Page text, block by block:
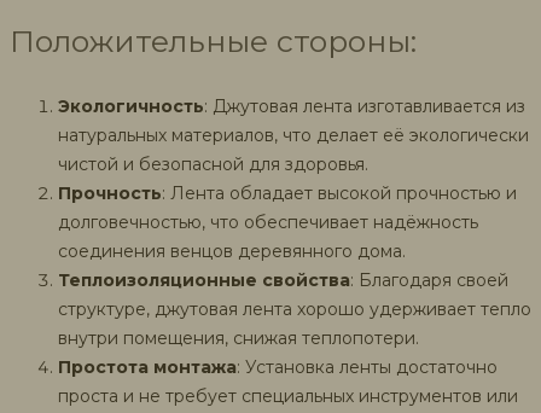
Положительные стороны:
Экологичность: Джутовая лента изготавливается из
натуральных материалов, что делает её экологически
чистой и безопасной для здоровья.
Прочность: Лента обладает высокой прочностью и
долговечностью, что обеспечивает надёжность
соединения венцов деревянного дома.
Теплоизоляционные свойства: Благодаря своей
структуре, джутовая лента хорошо удерживает тепло
внутри помещения, снижая теплопотери.
Простота монтажа: Установка ленты достаточно
проста и не требует специальных инструментов или